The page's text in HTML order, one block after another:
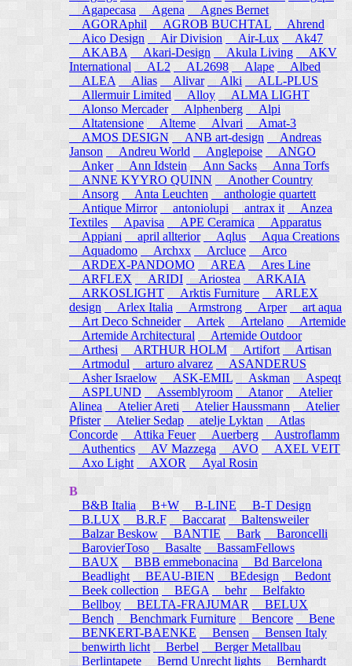
Agapecasa
Agena
Agnes Bernet
AGORAphil
AGROB BUCHTAL
Ahrend
Aico Design
Air Division Air-Lux
Ak47
AKABA
Akari-Design Akula Living
AKV
International
AL2 AL2698 Alape
Albed
ALEA
Alias Alivar Alki
ALL-PLUS
Allermuir Limited
Alloy
ALMA LIGHT
Alonso Mercader
Alphenberg
Alpi
Altatensione
Alteme Alvari
Amat-3
AMOS DESIGN
ANB art-design
Andreas
Janson
Andreu World Anglepoise
ANGO
Anker
Ann Idstein Ann Sacks
Anna Torfs
ANNE KYYRO QUINN
Another Country
Ansorg
Anta Leuchten
anthologie quartett
Antique Mirror
antoniolupi antrax it
Anzea
Textiles
Apavisa APE Ceramica
Apparatus
Appiani
april allterior Aqlus Aqua Creations
Aquadomo
Archxx Arcluce
Arco
ARDEX-PANDOMO
AREA
Ares Line
ARFLEX
ARIDI Ariostea
ARKAIA
ARKOSLIGHT
Arktis Furniture
ARLEX
design
Arlex Italia Armstrong Arper
art aqua
Art Deco Schneider
Artek Artelano
Artemide
Artemide Architectural
Artemide Outdoor
Arthesi
ARTHUR HOLM Artifort
Artisan
Artmodul
arturo alvarez
ASANDERUS
Asher Israelow
ASK-EMIL Askman
Aspeqt
ASPLUND
Assemblyroom Atanor
Atelier
Alinea
Atelier Areti Atelier Haussmann
Atelier
Pfister
Atelier Sedap atelje Lyktan
Atlas
Concorde
Attika Feuer Auerberg
Austroflamm
Authentics
AV Mazzega AVO
AXEL VEIT
Axo Light
AXOR Ayal Rosin
B
B&B Italia
B+W B-LINE
B-T Design
B.LUX
B.R.F Baccarat
Baltensweiler
Balzar Beskow
BANTIE Bark
Baroncelli
BarovierToso
Basalte
BassamFellows
BAUX
BBB emmebonacina
Bd Barcelona
Beadlight
BEAU-BIEN BEdesign
Bedont
Beek collection
BEGA behr
Belfakto
Bellboy
BELTA-FRAJUMAR
BELUX
Bench
Benchmark Furniture Bencore
Bene
BENKERT-BAENKE
Bensen
Bensen Italy
benwirth licht
Berbel
Berger Metallbau
Berlintapete
Bernd Unrecht lights
Bernhardt